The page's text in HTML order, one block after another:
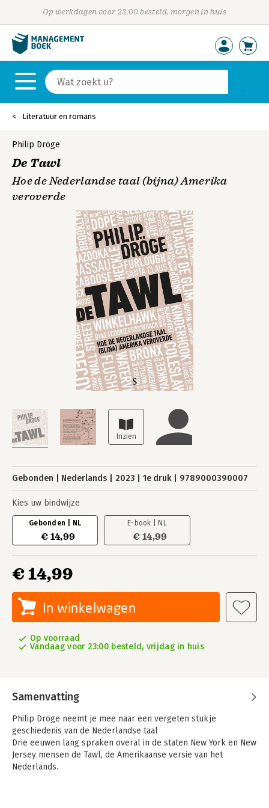
Op werkdagen voor 23:00 besteld, morgen in huis
Literatuur en romans
Philip Dröge
De Tawl
Hoe de Nederlandse taal (bijna) Amerika
veroverde
Gebonden Nederlands 2023 1e druk 9789000390007
Kies uw bindwijze
Gebonden | NL
€ 14,99
E-book | NL
€ 14,99
€ 14,99
In winkelwagen
Op voorraad
Vandaag voor 23:00 besteld, vrijdag in huis
Samenvatting
Philip Dröge neemt je mee naar een vergeten stukje
geschiedenis van de Nederlandse taal
Drie eeuwen lang spraken overal in de staten New York en New
Jersey mensen de Tawl, de Amerikaanse versie van het
Nederlands.